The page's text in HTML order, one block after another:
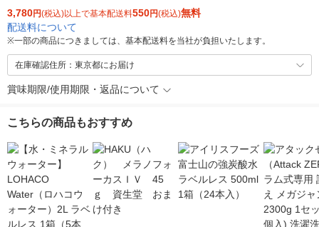
3,780円(税込)以上で基本配送料550円(税込)無料
配送料について
※一部の商品につきましては、基本配送料を当社が負担いたします。
在庫確認住所：東京都にお届け
賞味期限/使用期限・返品について
こちらの商品もおすすめ